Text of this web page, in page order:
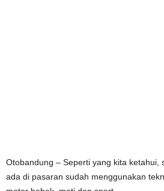
Otobandung – Seperti yang kita ketahui,
ada di pasaran sudah menggunakan